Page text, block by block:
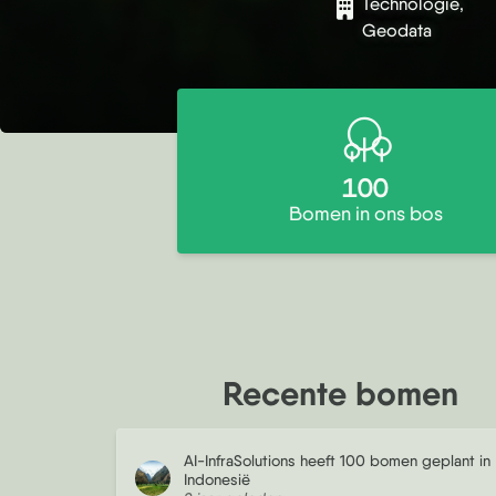
Geodata
100
Bomen in ons bos
Recente bomen
AI-InfraSolutions heeft 100 bomen geplant in
Indonesië